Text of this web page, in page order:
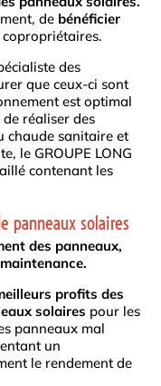
de bénéficier
des
que ceux-ci sont
est optimal
réaliser des
chaude sanitaire et
le GROUPE LONG
contenant les
panneaux solaires
des panneaux,
profits des
solaires pour les
panneaux mal
un
le rendement de